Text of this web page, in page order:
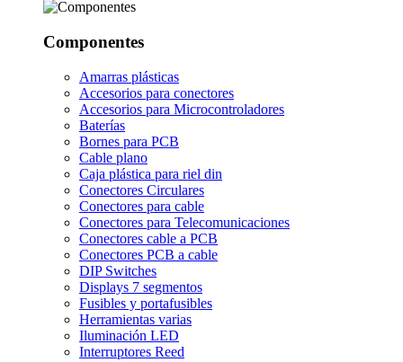
Componentes
Amarras plásticas
Accesorios para conectores
Accesorios para Microcontroladores
Baterías
Bornes para PCB
Cable plano
Caja plástica para riel din
Conectores Circulares
Conectores para cable
Conectores para Telecomunicaciones
Conectores cable a PCB
Conectores PCB a cable
DIP Switches
Displays 7 segmentos
Fusibles y portafusibles
Herramientas varias
Iluminación LED
Interruptores Reed